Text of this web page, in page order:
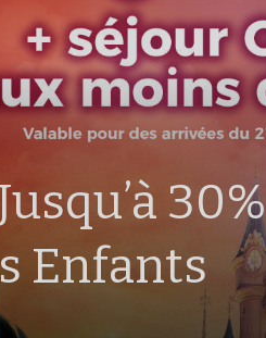
Enfants